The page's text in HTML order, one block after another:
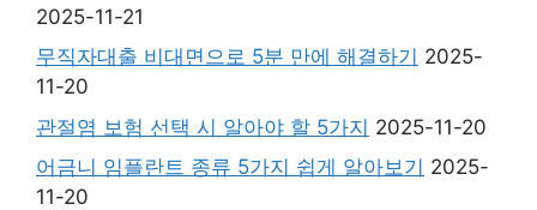
2025-11-21
무직자대출 비대면으로 5분 만에 해결하기 2025-
11-20
관절염 보험 선택 시 알아야 할 5가지 2025-11-20
어금니 임플란트 종류 5가지 쉽게 알아보기 2025-
11-20